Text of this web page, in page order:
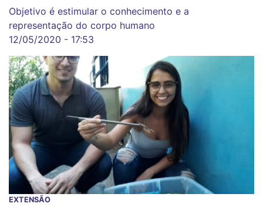
Objetivo é estimular o conhecimento e a
representação do corpo humano
12/05/2020 - 17:53
EXTENSÃO